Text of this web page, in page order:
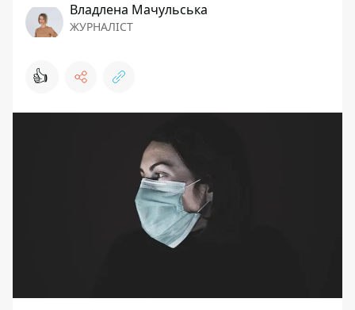
Владлена Мачульська
ЖУРНАЛІСТ
👍